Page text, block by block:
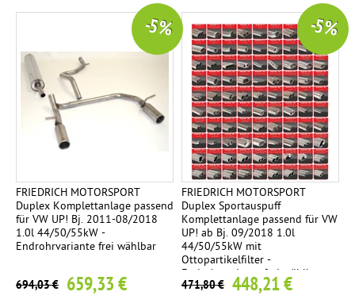
FRIEDRICH MOTORSPORT
Duplex Komplettanlage passend
für VW UP! Bj. 2011-08/2018
1.0l 44/50/55kW -
Endrohrvariante frei wählbar
694,03 € 659,33 €
-5 %
FRIEDRICH MOTORSPORT
Duplex Sportauspuff
Komplettanlage passend für VW
UP! ab Bj. 09/2018 1.0l
44/50/55kW mit
Ottopartikelfilter -
Endrohrvariante frei wählbar
471,80 € 448,21 €
-5 %